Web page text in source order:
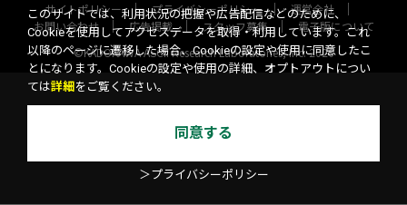
サイトポリシー プライバシーポリシー
運営会社
お問い合わせ
広告掲載 スタッフ募集
電子版について
©KADOKAWA ASCII Research Laboratories, Inc. 2026
このサイトでは、利用状況の把握や広告配信などのために、
Cookieを使用してアクセスデータを取得・利用しています。これ
以降のページに遷移した場合、Cookieの設定や使用に同意したこ
とになります。Cookieの設定や使用の詳細、オプトアウトについ
ては詳細 をご覧ください。
同意する
＞プライバシーポリシー